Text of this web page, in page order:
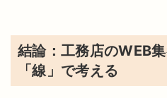
結論：工務店のWEB
「線」で考える